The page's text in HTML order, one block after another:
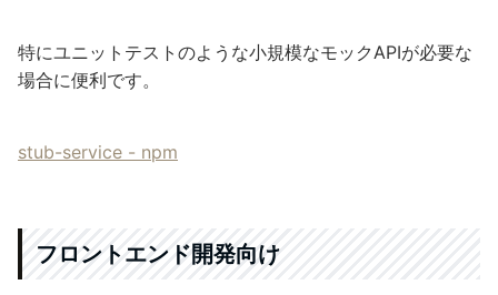
特にユニットテストのような小規模なモックAPIが必要な
場合に便利です。
stub-service - npm
フロントエンド開発向け